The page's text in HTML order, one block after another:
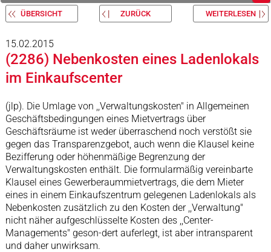
ÜBERSICHT ZURÜCK WEITERLESEN
15.02.2015
(2286) Nebenkosten eines Ladenlokals
im Einkaufscenter
(jlp). Die Umlage von ,,Verwaltungskosten" in Allgemeinen
Geschäftsbedingungen eines Mietvertrags über
Geschäftsräume ist weder überraschend noch verstößt sie
gegen das Transparenzgebot, auch wenn die Klausel keine
Bezifferung oder höhenmäßige Begrenzung der
Verwaltungskosten enthält. Die formularmäßig vereinbarte
Klausel eines Gewerberaummietvertrags, die dem Mieter
eines in einem Einkaufszentrum gelegenen Ladenlokals als
Nebenkosten zusätzlich zu den Kosten der ,,Verwaltung"
nicht näher aufgeschlüsselte Kosten des ,,Center-
Managements" geson-dert auferlegt, ist aber intransparent
und daher unwirksam.